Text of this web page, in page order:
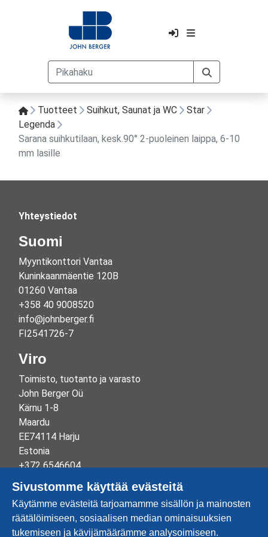
Tuotteet Suihkut, Saunat ja WC
Star
Legenda
Sarana suihkutilaan, kesk.90° 2-puoleinen laippa, 6-10
mm lasille
Yhteystiedot
Suomi
Myyntikonttori Vantaa
Kuninkaanmäentie 120B
01260 Vantaa
+358 40 9008520
info@johnberger.fi
FI2541726-7
Viro
Toimisto, tuotanto ja varasto
John Berger Oü
Kärnu 1-8
Maardu
EE74114 Harju
Estonia
+372 6546604
info@johnberger.ee
Reg.nr 10265834
EE100332513
Sivustomme käyttää evästeitä
Käytämme evästeitä tarjoamamme sisällön ja mainosten
räätälöimiseen, sosiaalisen median ominaisuuksien
tukemiseen ja kävijämäärämme analysoimiseen.